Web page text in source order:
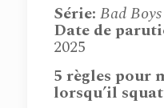
Série: Bad
Date de
2025
5 règles pour
lorsqu’il